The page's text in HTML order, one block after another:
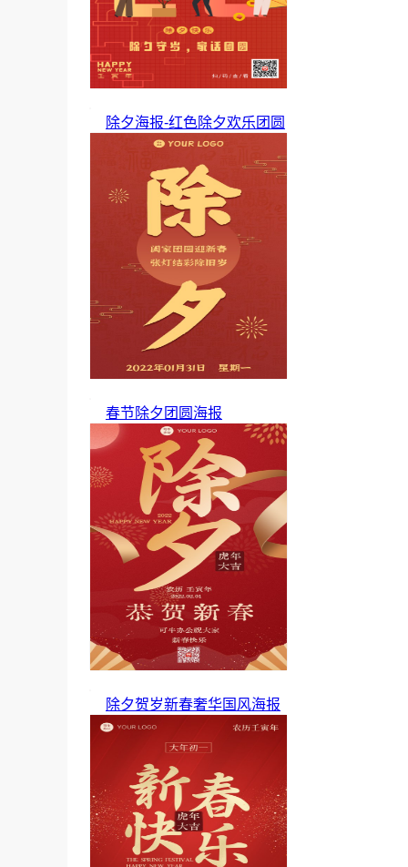
除夕海报-红色除夕欢乐团圆
春节除夕团圆海报
除夕贺岁新春奢华国风海报